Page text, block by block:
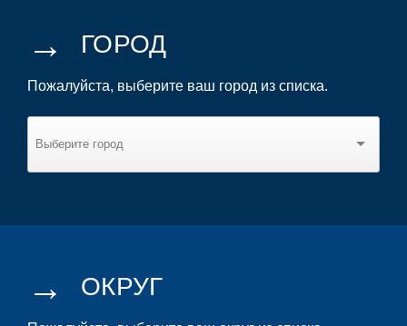
→ ГОРОД
Пожалуйста, выберите ваш город из списка.
→ ОКРУГ